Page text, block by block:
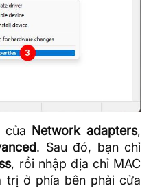
của Network adapters,
. Sau đó, bạn chỉ
, rồi nhập địa chỉ MAC
trị ở phía bên phải cửa